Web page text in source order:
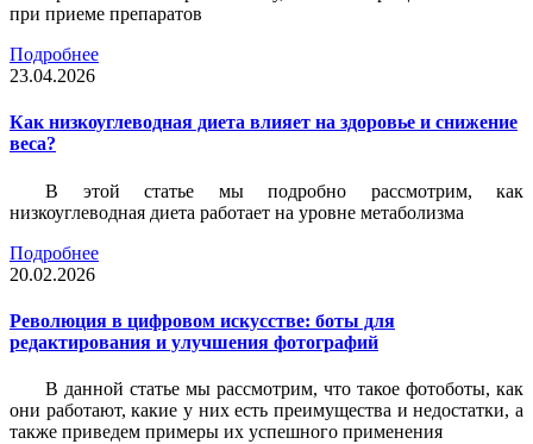
при приеме препаратов
Подробнее
23.04.2026
Как низкоуглеводная диета влияет на здоровье и снижение
веса?
В этой статье мы подробно рассмотрим, как
низкоуглеводная диета работает на уровне метаболизма
Подробнее
20.02.2026
Революция в цифровом искусстве: боты для
редактирования и улучшения фотографий
В данной статье мы рассмотрим, что такое фотоботы, как
они работают, какие у них есть преимущества и недостатки, а
также приведем примеры их успешного применения